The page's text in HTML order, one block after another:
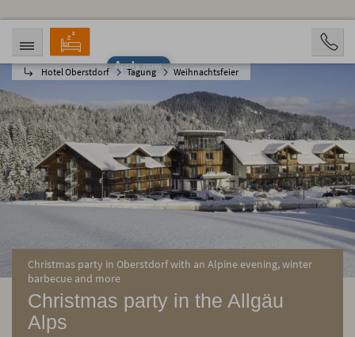
Apply now
Hotel Oberstdorf Tagung Weihnachtsfeier
ARRIVAL DEPARTURE
PERSONS
2 Personen
BOOKING
Christmas party in Oberstdorf with an Alpine evening, winter
barbecue and more
Christmas party in the Allgäu
Alps